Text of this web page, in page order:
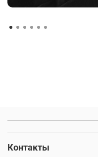
Контакты